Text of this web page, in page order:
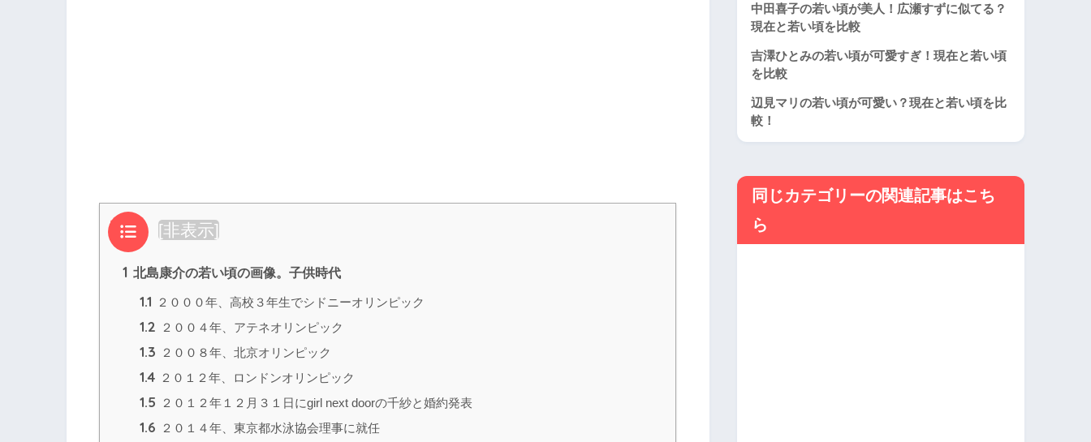
目次 [非表示]
1 北島康介の若い頃の画像。子供時代
1.1 ２０００年、高校３年生でシドニーオリンピック
1.2 ２００４年、アテネオリンピック
1.3 ２００８年、北京オリンピック
1.4 ２０１２年、ロンドンオリンピック
1.5 ２０１２年１２月３１日にgirl next doorの千紗と婚約発表
1.6 ２０１４年、東京都水泳協会理事に就任
中田喜子の若い頃が美人！広瀬すずに似てる？
現在と若い頃を比較
吉澤ひとみの若い頃が可愛すぎ！現在と若い頃
を比較
辺見マリの若い頃が可愛い？現在と若い頃を比
較！
同じカテゴリーの関連記事はこち
ら